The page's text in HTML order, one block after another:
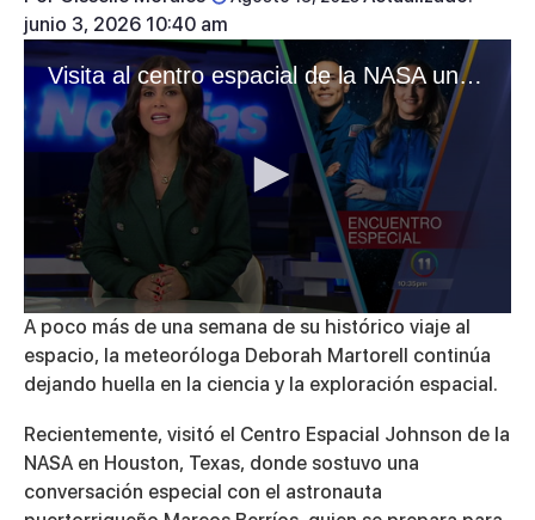
junio 3, 2026 10:40 am
Visita al centro espacial de la NASA une a Deborah Martorell y a Marcos Berríos
0
seconds
of
3
minutes,
seconds
A poco más de una semana de su histórico viaje al
espacio, la meteoróloga Deborah Martorell continúa
dejando huella en la ciencia y la exploración espacial.
Recientemente, visitó el Centro Espacial Johnson de la
NASA en Houston, Texas, donde sostuvo una
conversación especial con el astronauta